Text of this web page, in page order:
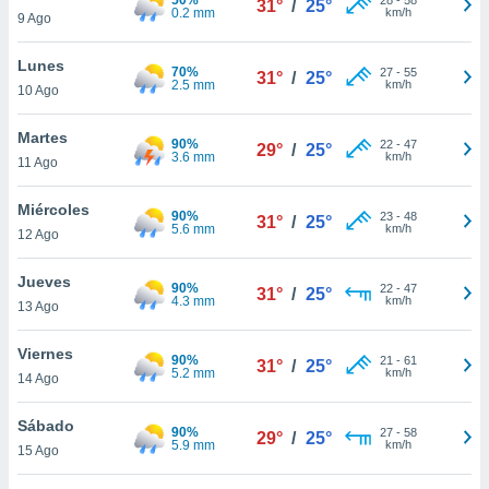
más
nuestra
y
de
disponible
cookies
aceptar
9 Ago
0.2 mm
31° / 25°
km/h
Lunes
10 Ago
70%
2.5 mm
31° / 25° 27- 55
km/h
Martes
11 Ago
90%
3.6 mm
29° / 25° 22- 47
km/h
Miércoles
12 Ago
90%
5.6 mm
31° / 25° 23- 48
km/h
Jueves
13 Ago
90%
4.3 mm
31° / 25° 22- 47
km/h
Viernes
14 Ago
90%
5.2 mm
31° / 25° 21 - 61
km/h
Sábado
15 Ago
90%
5.9 mm
29° / 25° 27- 58
km/h